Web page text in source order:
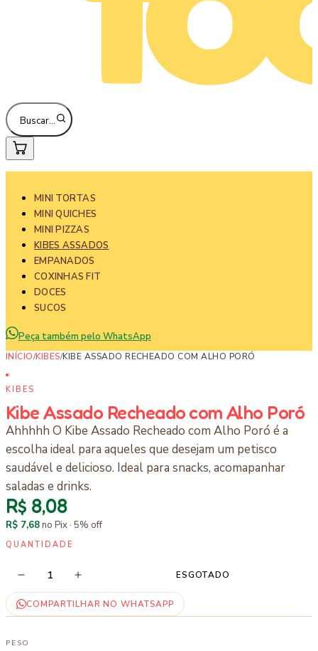
Buscar…
MINI TORTAS
MINI QUICHES
MINI PIZZAS
KIBES ASSADOS
EMPANADOS
COXINHAS FIT
DOCES
SUCOS
Peça também pelo WhatsApp
INÍCIO/KIBES/KIBE ASSADO RECHEADO COM ALHO PORÓ
KIBES
Kibe Assado Recheado com Alho Poró
Ahhhhh O Kibe Assado Recheado com Alho Poró é a
escolha ideal para aqueles que desejam um petisco
saudável e delicioso. Ideal para snacks, acomapanhar
saladas e drinks.
R$ 8,08
R$ 7,68no Pix · 5% off
QUANTIDADE
1 ESGOTADO
COMPARTILHAR NO WHATSAPP
PESO